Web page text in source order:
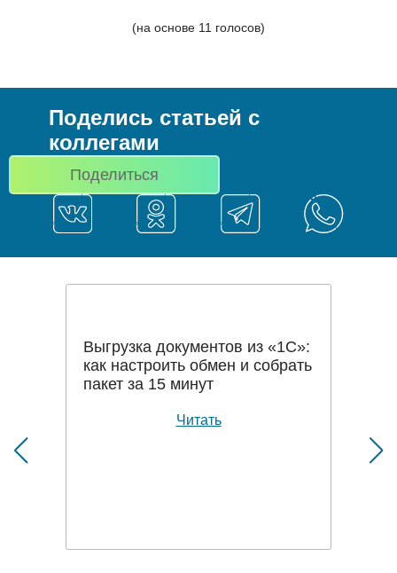
(на основе 11 голосов)
Поделись статьей с
коллегами
Поделиться
Выгрузка документов из «1С»:
как настроить обмен и собрать
пакет за 15 минут
Читать